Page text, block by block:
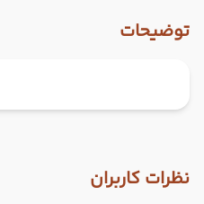
توضیحات
نظرات کاربران